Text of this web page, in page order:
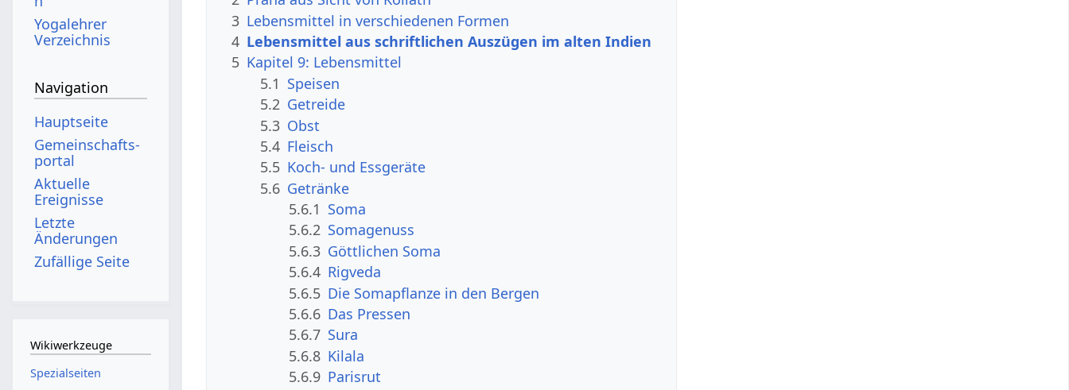
3 Lebensmittel in verschiedenen Formen
4 Lebensmittel aus schriftlichen Auszügen im alten Indien
5 Kapitel 9: Lebensmittel
5.1 Speisen
5.2 Getreide
5.3 Obst
5.4 Fleisch
5.5 Koch- und Essgeräte
5.6 Getränke
5.6.1 Soma
5.6.2 Somagenuss
5.6.3 Göttlichen Soma
5.6.4 Rigveda
5.6.5 Die Somapflanze in den Bergen
5.6.6 Das Pressen
5.6.7 Sura
5.6.8 Kilala
5.6.9 Parisrut
Yogalehrer
Verzeichnis
Navigation
Hauptseite
Gemeinschafts­
portal
Aktuelle
Ereignisse
Letzte
Änderungen
Zufällige Seite
Wikiwerkzeuge
Spezialseiten